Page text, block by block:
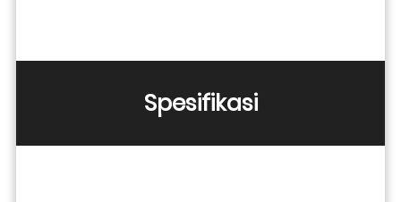
Spesifikasi